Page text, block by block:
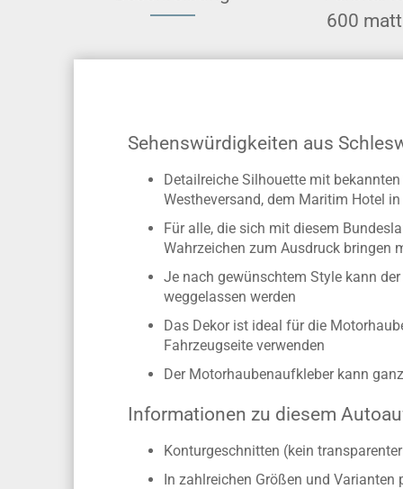
600 matt
Sehenswürdigkeiten aus
Detailreiche Silhouette mit
Westheversand, dem Maritim Hotel
Für alle, die sich mit diesem
Wahrzeichen zum Ausdruck bringen
Je nach gewünschtem Style kann
weggelassen werden
Das Dekor ist ideal für die
Fahrzeugseite verwenden
Der Motorhaubenaufkleber kann
Informationen zu diesem
Konturgeschnitten (kein
In zahlreichen Größen und Varianten